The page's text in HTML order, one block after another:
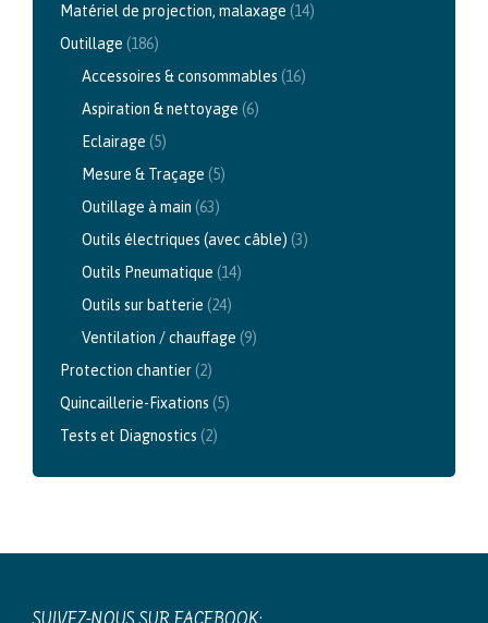
Matériel de projection, malaxage (14)
Outillage (186)
Accessoires & consommables (16)
Aspiration & nettoyage (6)
Eclairage (5)
Mesure & Traçage (5)
Outillage à main (63)
Outils électriques (avec câble) (3)
Outils Pneumatique (14)
Outils sur batterie (24)
Ventilation / chauffage (9)
Protection chantier(2)
Quincaillerie-Fixations (5)
Tests et Diagnostics (2)